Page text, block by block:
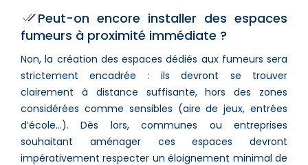
Peut-on encore installer des espaces
fumeurs à proximité immédiate ?
Non, la création des espaces dédiés aux fumeurs sera
strictement encadrée : ils devront se trouver
clairement à distance suffisante, hors des zones
considérées comme sensibles (aire de jeux, entrées
d’école…). Dès lors, communes ou entreprises
souhaitant aménager ces espaces devront
impérativement respecter un éloignement minimal de